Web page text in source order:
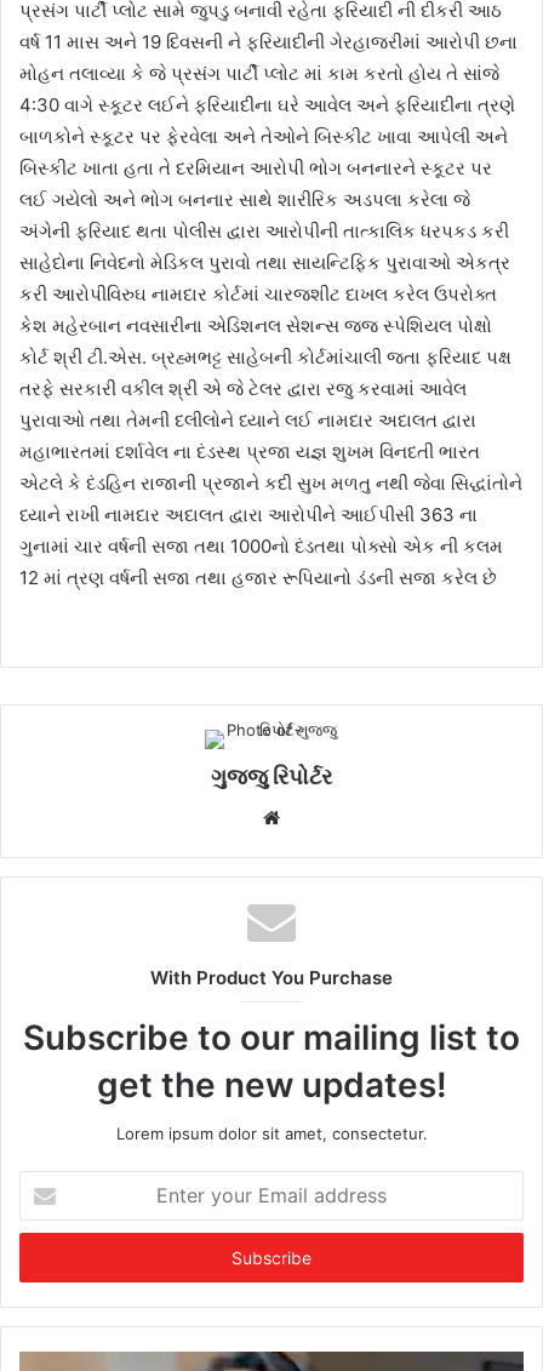
l
પ્રસંગ પાર્ટી પ્લોટ સામે જુપડુ બનાવી રહેતા ફરિયાદી ની દીકરી આઠ
વર્ષ 11 માસ અને 19 દિવસની ને ફરિયાદીની ગેરહાજરીમાં આરોપી છના
મોહન તલાવ્યા કે જે પ્રસંગ પાર્ટી પ્લોટ માં કામ કરતો હોય તે સાંજે
4:30 વાગે સ્કૂટર લઈને ફરિયાદીના ઘરે આવેલ અને ફરિયાદીના ત્રણે
બાળકોને સ્કૂટર પર ફેરવેલા અને તેઓને બિસ્કીટ ખાવા આપેલી અને
બિસ્કીટ ખાતા હતા તે દરમિયાન આરોપી ભોગ બનનારને સ્કૂટર પર
લઈ ગયેલો અને ભોગ બનનાર સાથે શારીરિક અડપલા કરેલા જે
અંગેની ફરિયાદ થતા પોલીસ દ્વારા આરોપીની તાત્કાલિક ધરપકડ કરી
સાહેદોના નિવેદનો મેડિકલ પુરાવો તથા સાયન્ટિફિક પુરાવાઓ એકત્ર
કરી આરોપીવિરુઘ નામદાર કોર્ટમાં ચારજશીટ દાખલ કરેલ ઉપરોક્ત
કેશ મહેરબાન નવસારીના એડિશનલ સેશન્સ જજ સ્પેશિયલ પોક્ષો
કોર્ટ શ્રી ટી.એસ. બ્રહ્મભટ્ટ સાહેબની કોર્ટમાંચાલી જતા ફરિયાદ પક્ષ
તરફે સરકારી વકીલ શ્રી એ જે ટેલર દ્વારા રજુ કરવામાં આવેલ
પુરાવાઓ તથા તેમની દલીલોને ધ્યાને લઈ નામદાર અદાલત દ્વારા
મહાભારતમાં દર્શાવેલ ના દંડસ્થ પ્રજા યજ્ઞ શુખમ વિનદતી ભારત
એટલે કે દંડહિન રાજાની પ્રજાને કદી સુખ મળતુ નથી જેવા સિદ્ધાંતોને
ધ્યાને રાખી નામદાર અદાલત દ્વારા આરોપીને આઈપીસી 363 ના
ગુનામાં ચાર વર્ષની સજા તથા 1000નો દંડતથા પોક્સો એક ની કલમ
12 માં ત્રણ વર્ષની સજા તથા હજાર રૂપિયાનો ડંડની સજા કરેલ છે
ગુજ્જુ રિપોર્ટર
b
s
i
e
With Product You Purchase
Subscribe to our mailing list to
get the new updates!
Lorem ipsum dolor sit amet, consectetur.
t
r
y